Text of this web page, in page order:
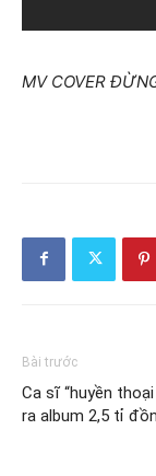
MV COVER
Bài trước
Ca sĩ “huyền thoại
ra album 2,5 tỉ